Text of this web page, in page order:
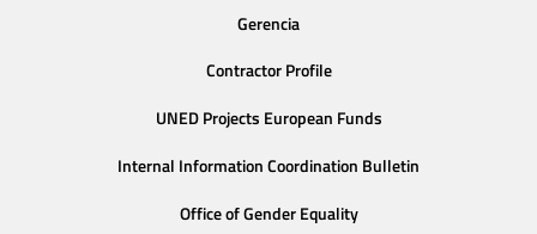
Gerencia
Contractor Profile
UNED Projects European Funds
Internal Information Coordination Bulletin
Office of Gender Equality